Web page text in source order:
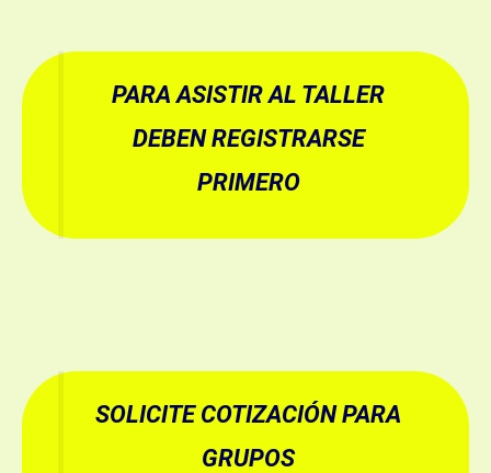
PARA ASISTIR AL TALLER
DEBEN REGISTRARSE
PRIMERO
SOLICITE COTIZACIÓN PARA
GRUPOS